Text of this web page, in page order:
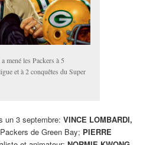
a mené les Packers à 5
et à 2 conquêtes du Super
un 3 septembre:VINCE LOMBARDI,
de Green Bay; PIERRE